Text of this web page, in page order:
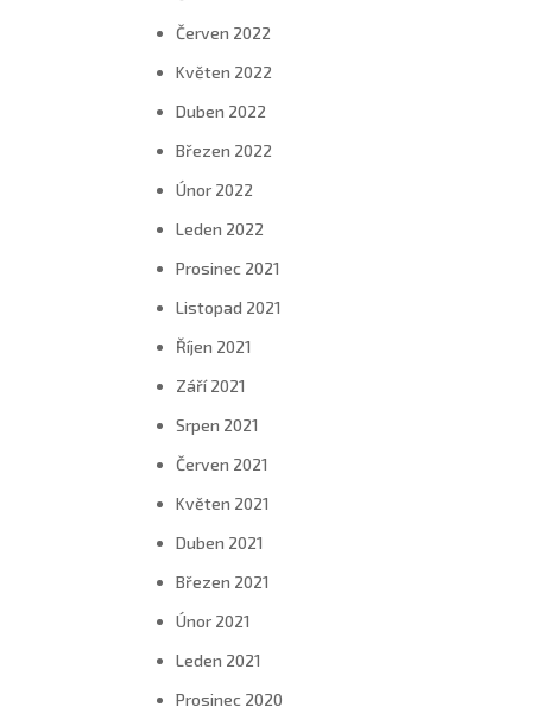
Červen 2022
Květen 2022
Duben 2022
Březen 2022
Únor 2022
Leden 2022
Prosinec 2021
Listopad 2021
Říjen 2021
Září 2021
Srpen 2021
Červen 2021
Květen 2021
Duben 2021
Březen 2021
Únor 2021
Leden 2021
Prosinec 2020